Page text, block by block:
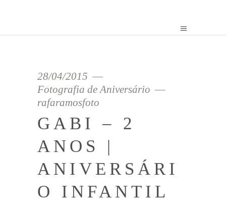
28/04/2015
Fotografia de Aniversário
rafaramosfoto
GABI – 2
ANOS |
ANIVERSÁRI
O INFANTIL